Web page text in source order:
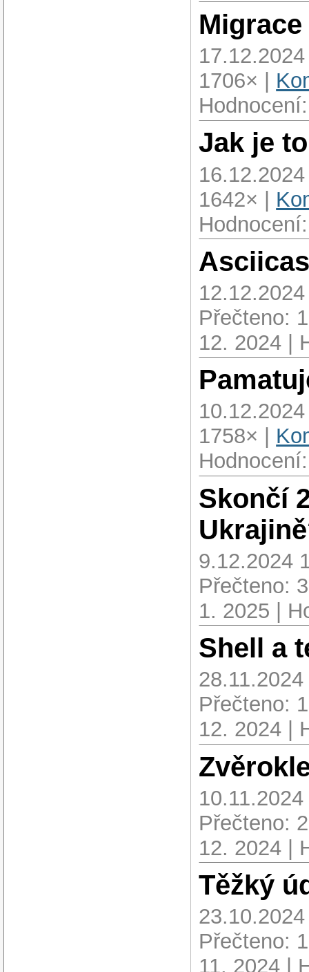
1706× |
Jak je
1642× |
Přečteno:
12. 2024 |
1758× |
Skončí
9.12.2024
Přečteno:
1. 2025 |
Shell a
Přečteno:
12. 2024 |
Přečteno:
12. 2024 |
Těžký
Přečteno:
11. 2024 |